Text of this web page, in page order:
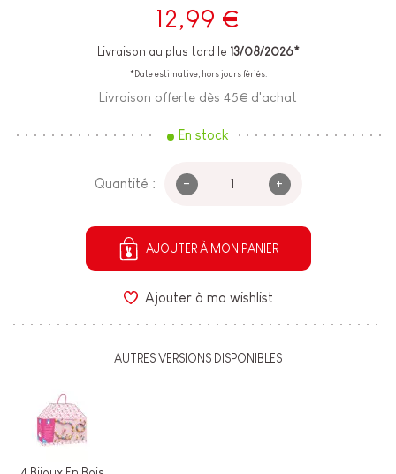
12,99 €
Livraison au plus tard le 13/08/2026*
*Date estimative, hors jours fériés.
Livraison offerte dès 45€ d'achat
En stock
Quantité : - +
AJOUTER À MON PANIER
Ajouter à ma wishlist
AUTRES VERSIONS DISPONIBLES